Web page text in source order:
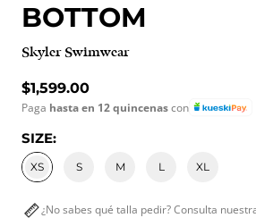
BOTTOM
Skyler Swimwear
Regular price
$1,599.00
Paga hasta en 12 quincenascon
SIZE:
XS S M L XL
¿No sabes qué talla pedir? Consulta